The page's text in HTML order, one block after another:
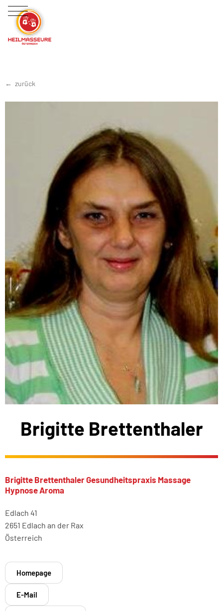
zurück
Brigitte Brettenthaler
Brigitte Brettenthaler Gesundheitspraxis Massage
Hypnose Aroma
Edlach 41
2651 Edlach an der Rax
Österreich
Homepage
E-Mail